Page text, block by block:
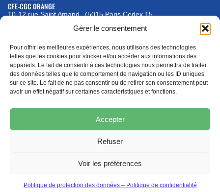
Gérer le consentement
Pour offrir les meilleures expériences, nous utilisons des technologies
telles que les cookies pour stocker et/ou accéder aux informations des
appareils. Le fait de consentir à ces technologies nous permettra de traiter
des données telles que le comportement de navigation ou les ID uniques
sur ce site. Le fait de ne pas consentir ou de retirer son consentement peut
avoir un effet négatif sur certaines caractéristiques et fonctions.
Accepter
Refuser
Voir les préférences
Politique de protection des données – Politique de confidentialité
CFE-CGC ORANGE
10-12 rue Saint Amand, 75015 Paris Cedex 15
01 46 79 28 74
S'ABONNER(NOUVELLE FENÊTRE)
ADHÉRER
Épargne
(nouvelle fenêtre) Formation
(nouvelle fenêtre)
PROTECTION DES DONNÉES
© 2026 CFE-CGC Orange